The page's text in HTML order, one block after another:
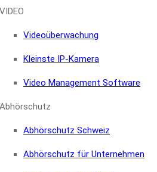
Einbruchschutz Shop, Infos und Beratung
VIDEO
Videoüberwachung
Kleinste IP-Kamera
Video Management Software
Abhörschutz
Abhörschutz Schweiz
Abhörschutz für Unternehmen
Rauch- und Wärmemelder mit
beraten Sie gerne.